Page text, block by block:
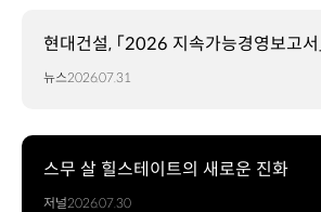
현대건설, 「2026 지속가능경영보고서
뉴스2026.07.31
스무 살 힐스테이트의 새로운 진화
저널2026.07.30